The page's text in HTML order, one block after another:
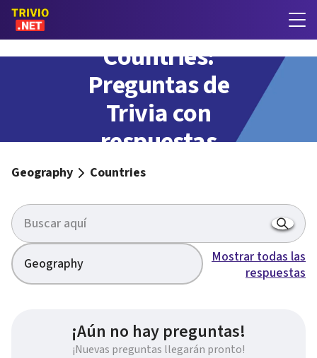
Countries:
Preguntas de
Trivia con
respuestas
Geography Countries
Geography
Mostrar todas las
respuestas
¡Aún no hay preguntas!
¡Nuevas preguntas llegarán pronto!